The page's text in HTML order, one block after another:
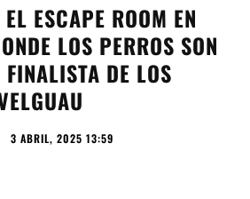
ESCAPE ROOM EN
LOS PERROS SON
DE LOS
3 ABRIL, 2025 13:59